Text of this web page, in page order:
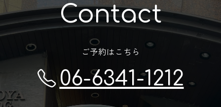
Contact
ご予約はこちら
06-6341-1212